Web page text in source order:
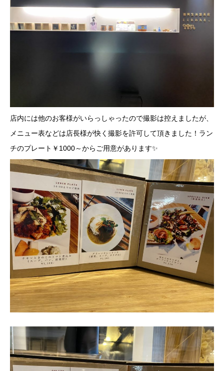
店内には他のお客様がいらっしゃったので撮影は控えましたが、
メニュー表などは店長様が快く撮影を許可して頂きました！ラン
チのプレート￥1000～からご用意があります✨